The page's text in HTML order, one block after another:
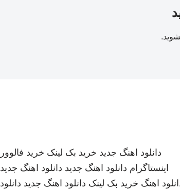
.
دانلود اهنگ جدید خرید بک لینک خرید فالوور
اینستاگرام دانلود اهنگ جدید دانلود اهنگ جدید
اهنگ خرید بک لینک دانلود اهنگ جدید دانلود